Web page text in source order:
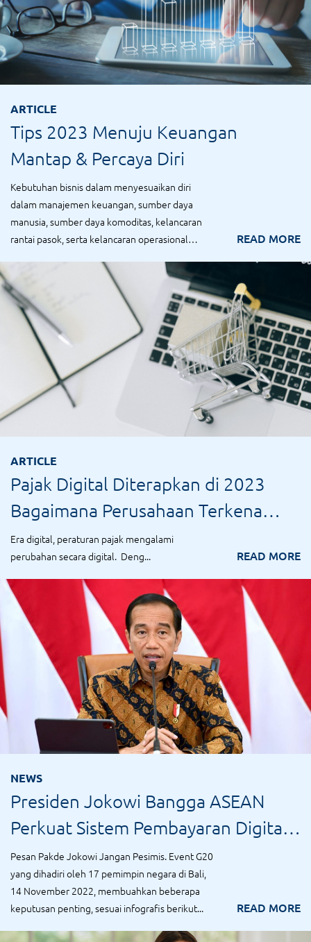
ARTICLE
Tips 2023 Menuju Keuangan
Mantap & Percaya Diri
Kebutuhan bisnis dalam menyesuaikan diri
dalam manajemen keuangan, sumber daya
manusia, sumber daya komoditas, kelancaran
rantai pasok, serta kelancaran operasional
READ MORE
ARTICLE
Pajak Digital Diterapkan di 2023
Bagaimana Perusahaan Terkena
Dampaknya
Era digital, peraturan pajak mengalami
perubahan secara digital. Deng...
READ MORE
NEWS
Presiden Jokowi Bangga ASEAN
Perkuat Sistem Pembayaran Digital
Lintas Negara
Pesan Pakde Jokowi Jangan Pesimis. Event G20
yang dihadiri oleh 17 pemimpin negara di Bali,
14 November 2022, membuahkan beberapa
keputusan penting, sesuai infografis berikut...
READ MORE